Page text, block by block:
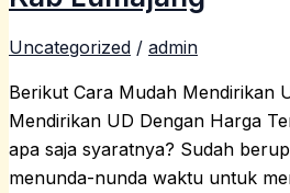
Uncategorized / admin
Berikut Cara Mudah Mendirikan
Mendirikan UD Dengan Harga
apa saja syaratnya? Sudah
menunda-nunda waktu untuk